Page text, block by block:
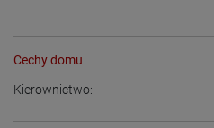
Cechy domu
Kierownictwo: